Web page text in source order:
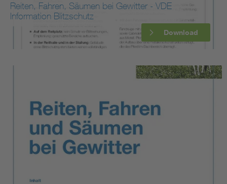
Reiten, Fahren, Säumen bei Gewitter - VDE
Information Blitzschutz
Download